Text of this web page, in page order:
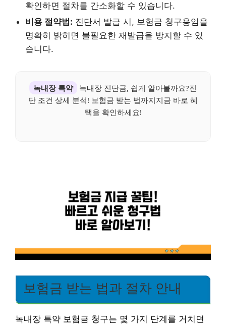
확인하면 절차를 간소화할 수 있습니다.
비용 절약법: 진단서 발급 시, 보험금 청구용임을
명확히 밝히면 불필요한 재발급을 방지할 수 있
습니다.
녹내장 특약
녹내장 진단금, 쉽게 알아볼까요?진
단 조건 상세 분석! 보험금 받는 법까지지금 바로 혜
택을 확인하세요!
보험금 받는 법과 절차 안내
녹내장 특약 보험금 청구는 몇 가지 단계를 거치면